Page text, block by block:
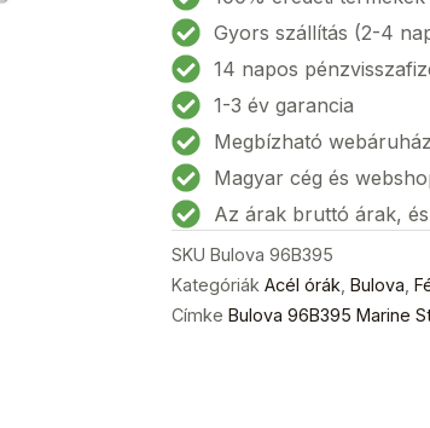
Gyors szállítás (2-4
14 napos
1-3 év garancia
Megbízható webáruház
Magyar cég és
Az árak bruttó árak,
SKU Bulova 96B395
Kategóriák Acél órák Bulova
Címke Bulova 96B395 Marine